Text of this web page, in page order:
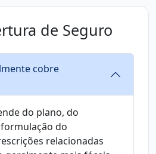
de Seguro
cobre
do plano, do
do
relacionadas